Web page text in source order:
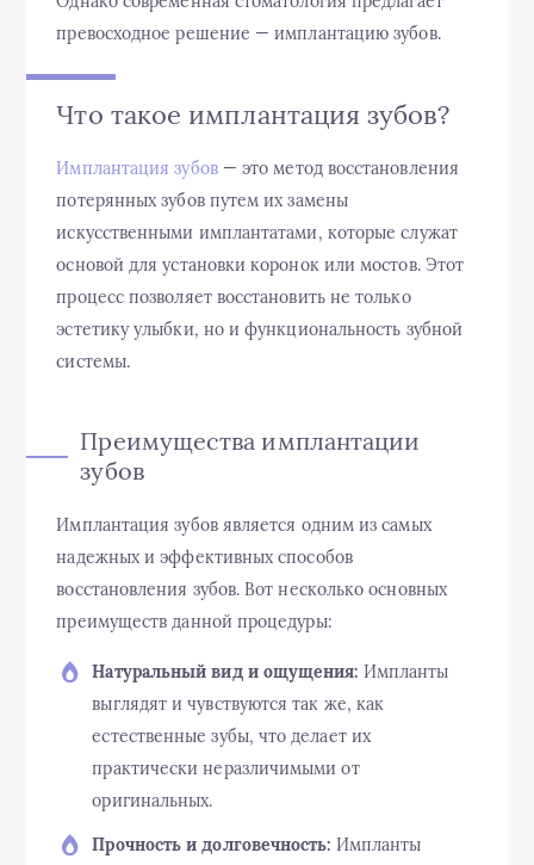
превосходное решение — имплантацию зубов.
Что такое имплантация зубов?
Имплантация зубов— это метод восстановления
потерянных зубов путем их замены
искусственными имплантатами, которые служат
основой для установки коронок или мостов. Этот
процесс позволяет восстановить не только
эстетику улыбки, но и функциональность зубной
системы.
Преимущества имплантации
зубов
Имплантация зубов является одним из самых
надежных и эффективных способов
восстановления зубов. Вот несколько основных
преимуществ данной процедуры:
Натуральный вид и ощущения: Импланты
выглядят и чувствуются так же, как
естественные зубы, что делает их
практически неразличимыми от
оригинальных.
Прочность и долговечность: Импланты